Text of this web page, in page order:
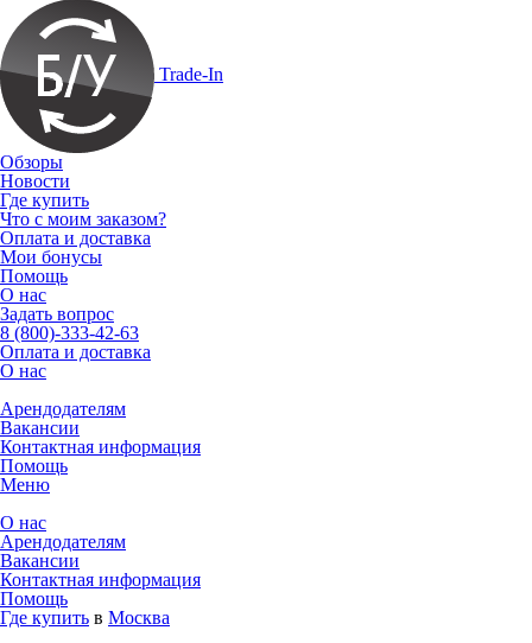
Trade-In
Обзоры
Новости
Где купить
Что с моим заказом?
Оплата и доставка
Мои бонусы
Помощь
О нас
Задать вопрос
8 (800)-333-42-63
Оплата и доставка
О нас
Арендодателям
Вакансии
Контактная информация
Помощь
Меню
О нас
Арендодателям
Вакансии
Контактная информация
Помощь
Где купить в Москва